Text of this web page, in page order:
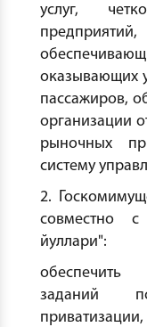
услуг,
оказывающих
пассажиров,
организации
рыночных
систему
2.
совместно
йуллари":
обеспечить
заданий